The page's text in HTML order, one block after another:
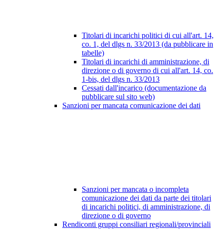
Titolari di incarichi politici di cui all'art. 14,
co. 1, del dlgs n. 33/2013 (da pubblicare in
tabelle)
Titolari di incarichi di amministrazione, di
direzione o di governo di cui all'art. 14, co.
1-bis, del dlgs n. 33/2013
Cessati dall'incarico (documentazione da
pubblicare sul sito web)
Sanzioni per mancata comunicazione dei dati
Sanzioni per mancata o incompleta
comunicazione dei dati da parte dei titolari
di incarichi politici, di amministrazione, di
direzione o di governo
Rendiconti gruppi consiliari regionali/provinciali